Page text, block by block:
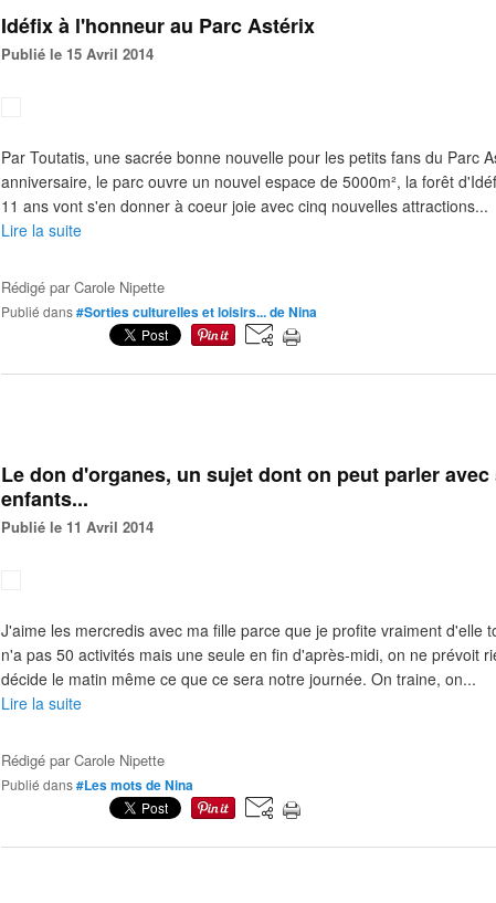
Idéfix à l'honneur au Parc Astérix
Publié le 15 Avril 2014
Par Toutatis, une sacrée bonne nouvelle pour les petits fans du Parc
anniversaire, le parc ouvre un nouvel espace de 5000m², la forêt
11 ans vont s'en donner à coeur joie avec cinq nouvelles attractions...
Lire la suite
Rédigé parCarole Nipette
Publié dans#Sorties culturelles et loisirs... de Nina
Le don d'organes, un sujet dont on peut parler avec
enfants...
Publié le 11 Avril 2014
J'aime les mercredis avec ma fille parce que je profite vraiment d'elle
n'a pas 50 activités mais une seule en fin d'après-midi, on ne prévoit
décide le matin même ce que ce sera notre journée. On traine, on...
Lire la suite
Rédigé parCarole Nipette
Publié dans#Les mots de Nina